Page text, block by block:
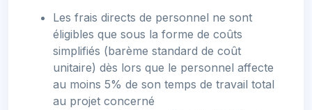
Les frais directs de personnel ne sont
éligibles que sous la forme de coûts
simplifiés (barème standard de coût
unitaire) dès lors que le personnel affecte
au moins 5% de son temps de travail total
au projet concerné